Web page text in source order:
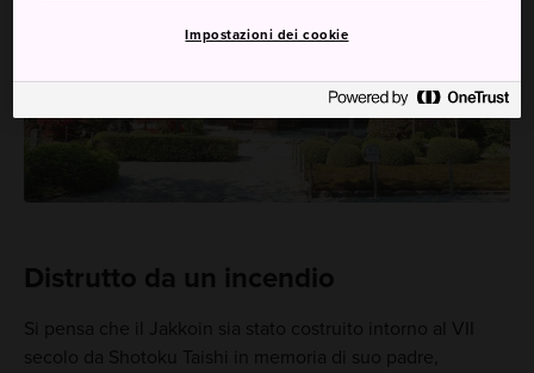
Distrutto da un incendio
Si pensa che il Jakkoin sia stato costruito intorno al VII
secolo da Shotoku Taishi in memoria di suo padre,
Impostazioni dei cookie